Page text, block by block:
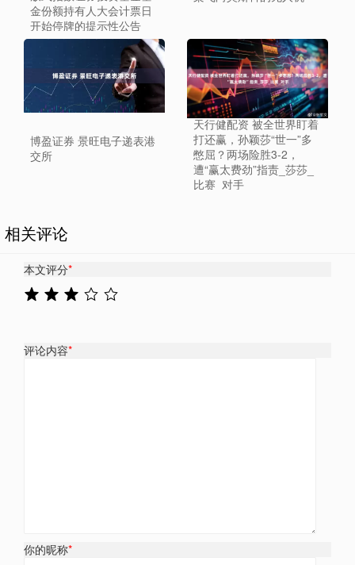
金份额持有人大会计票日
开始停牌的提示性公告
博盈证券 景旺电子递表港
交所
天行健配资 被全世界盯着
打还赢，孙颖莎“世一”多
憋屈？两场险胜3-2，
遭“赢太费劲”指责_莎莎_
比赛_对手
相关评论
本文评分*
评论内容*
你的昵称*